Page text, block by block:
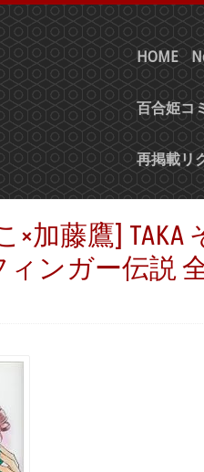
HOME
百合姫コ
再掲載リ
×加藤鷹] TAKA
ンガー伝説